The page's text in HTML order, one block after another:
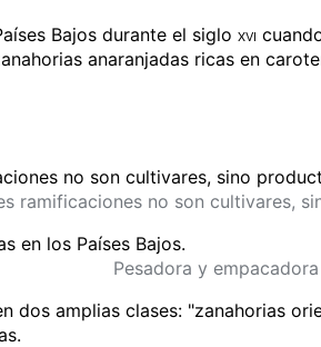
Bajos durante el siglo xvi
anaranjadas ricas en
ramificaciones no son cultivares,
Pesadora y
dos amplias clases: "zanahorias